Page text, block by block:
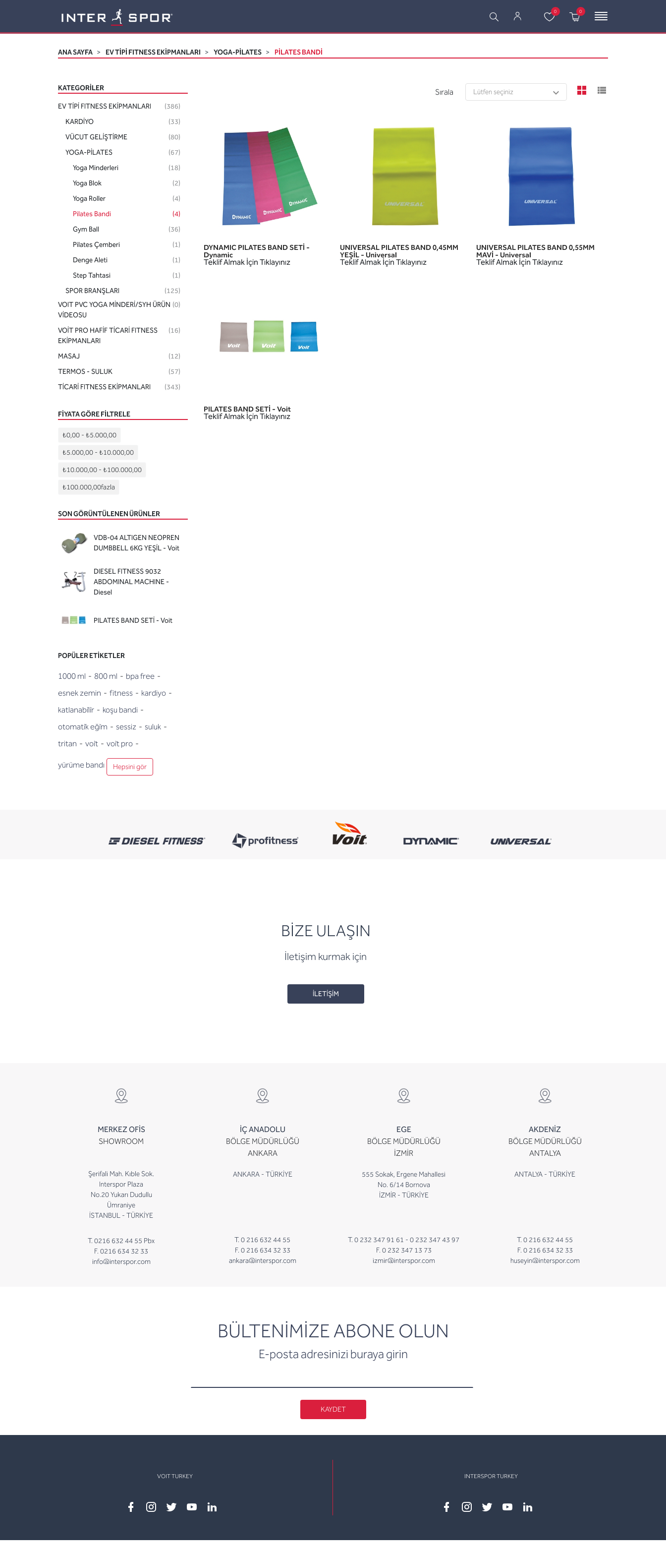
0 0
ANA SAYFA EV TİPİ FITNESS EKİPMANLARI YOGA-PİLATES PILATES BANDI
KATEGORILER
EV TİPİ FITNESS EKİPMANLARI
(386)
KARDİYO
(33)
VÜCUT GELİŞTİRME
(80)
YOGA-PİLATES
(67)
Yoga Minderleri
(18)
Yoga Blok
(2)
Yoga Roller
(4)
Pilates Bandi
(4)
Gym Ball
(36)
Pilates Çemberi
(1)
Denge Aleti
(1)
Step Tahtasi
(1)
SPOR BRANŞLARI
(125)
AKSESUARLAR
(70)
VOIT PVC YOGA MİNDERİ/SYH ÜRÜN
VİDEOSU
(0)
VOİT PRO HAFİF TİCARİ FITNESS
EKİPMANLARI
(16)
MASAJ
(12)
TERMOS - SULUK
(57)
TİCARİ FITNESS EKİPMANLARI
(343)
FIYATA GÖRE FILTRELE
₺0,00 - ₺5.000,00
₺5.000,00 - ₺10.000,00
₺10.000,00 - ₺100.000,00
₺100.000,00fazla
SON GÖRÜNTÜLENEN ÜRÜNLER
VDB-04 ALTIGEN NEOPREN
DUMBBELL 6KG YEŞİL - Voit
DIESEL FITNESS 9032
ABDOMINAL MACHINE -
Diesel
PILATES BAND SETİ - Voit
POPÜLER ETIKETLER
1000 ml - 800 ml - bpa free -
esnek zemin - fitness - kardiyo -
katlanabi̇li̇r - koşu bandi -
otomati̇k eği̇m - sessiz - suluk -
tritan - voi̇t - voi̇t pro -
yürüme bandı Hepsini gör
Sırala viewmode grid
HIZLI GÖRÜNÜM
DYNAMIC PILATES BAND SETİ -
Dynamic
Teklif Almak İçin Tıklayınız
HIZLI GÖRÜNÜM
UNIVERSAL PILATES BAND 0,45MM
YEŞİL - Universal
Teklif Almak İçin Tıklayınız
HIZLI GÖRÜNÜM
UNIVERSAL PILATES BAND 0,55MM
MAVİ - Universal
Teklif Almak İçin Tıklayınız
HIZLI GÖRÜNÜM
PILATES BAND SETİ - Voit
Teklif Almak İçin Tıklayınız
BİZE ULAŞIN
İletişim kurmak için
İLETİŞİM
MERKEZ OFİS
SHOWROOM
Şerifali Mah. Kıble Sok.
Interspor Plaza
No.20 Yukarı Dudullu
Ümraniye
İSTANBUL - TÜRKİYE
T. 0216 632 44 55 Pbx
F. 0216 634 32 33
info@interspor.com
İÇ ANADOLU
BÖLGE MÜDÜRLÜĞÜ
ANKARA
ANKARA - TÜRKİYE
T. 0 216 632 44 55
F. 0 216 634 32 33
ankara@interspor.com
EGE
BÖLGE MÜDÜRLÜĞÜ
İZMİR
555 Sokak, Ergene Mahallesi
No. 6/14 Bornova
İZMİR - TÜRKİYE
T. 0 232 347 91 61 - 0 232 347 43 97
F. 0 232 347 13 73
izmir@interspor.com
AKDENİZ
BÖLGE MÜDÜRLÜĞÜ
ANTALYA
ANTALYA - TÜRKİYE
T. 0 216 632 44 55
F. 0 216 634 32 33
huseyin@interspor.com
BÜLTENİMİZE ABONE OLUN
E-posta adresinizi buraya girin
newsletter
KAYDET
VOIT TURKEY INTERSPOR TURKEY